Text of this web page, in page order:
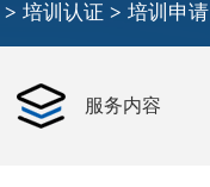
> 培训认证 > 培训申请
服务内容